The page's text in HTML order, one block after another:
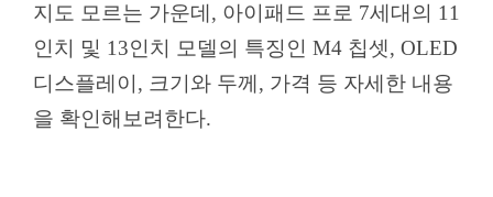
지도 모르는 가운데, 아이패드 프로 7세대의 11
인치 및 13인치 모델의 특징인 M4 칩셋, OLED
디스플레이, 크기와 두께, 가격 등 자세한 내용
을 확인해보려한다.